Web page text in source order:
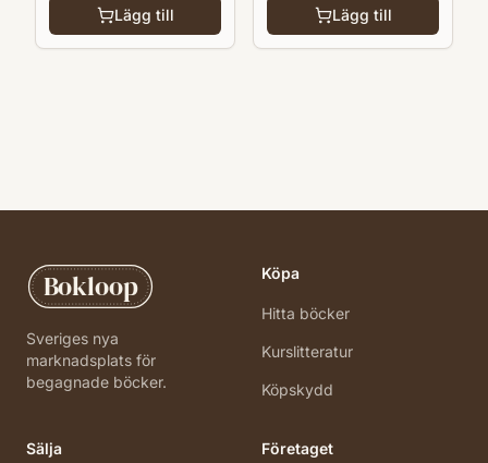
Lägg till Lägg till
Bokloop
Sveriges nya
marknadsplats för
begagnade böcker.
Köpa
Hitta böcker
Kurslitteratur
Köpskydd
Sälja Företaget